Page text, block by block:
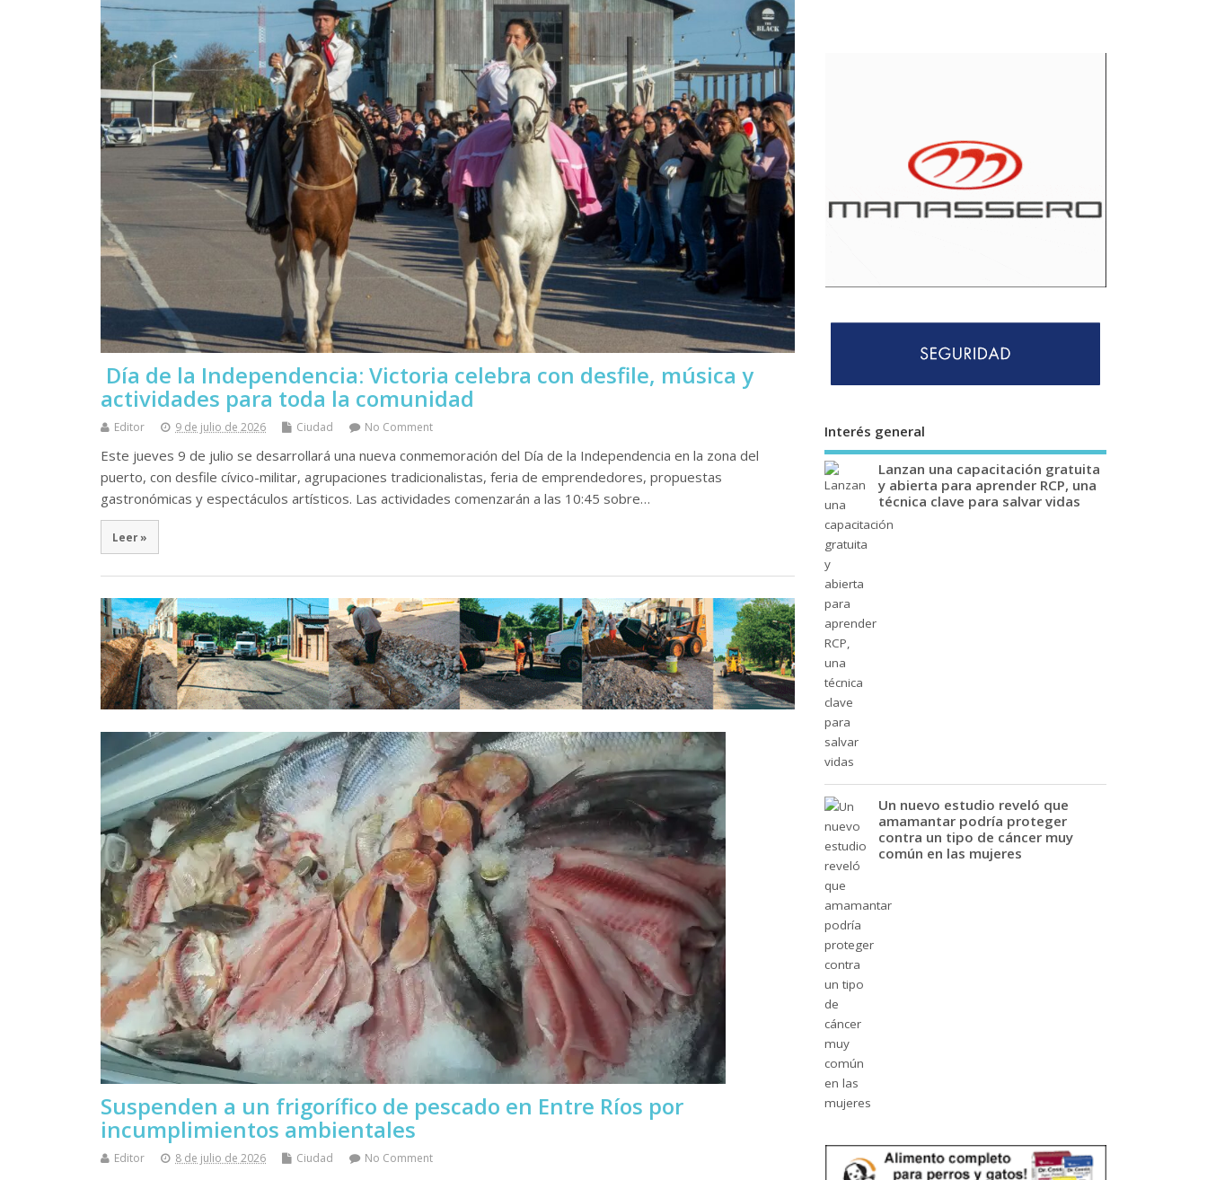
Día de la Independencia: Victoria celebra con desfile, música y
actividades para toda la comunidad
Editor 9 de julio de 2026 Ciudad No Comment
Este jueves 9 de julio se desarrollará una nueva conmemoración del Día de la Independencia en la zona del
puerto, con desfile cívico-militar, agrupaciones tradicionalistas, feria de emprendedores, propuestas
gastronómicas y espectáculos artísticos. Las actividades comenzarán a las 10:45 sobre…
Leer »
Suspenden a un frigorífico de pescado en Entre Ríos por
incumplimientos ambientales
Editor 8 de julio de 2026 Ciudad No Comment
Interés general
Lanzan una capacitación gratuita
y abierta para aprender RCP, una
técnica clave para salvar vidas
Un nuevo estudio reveló que
amamantar podría proteger
contra un tipo de cáncer muy
común en las mujeres